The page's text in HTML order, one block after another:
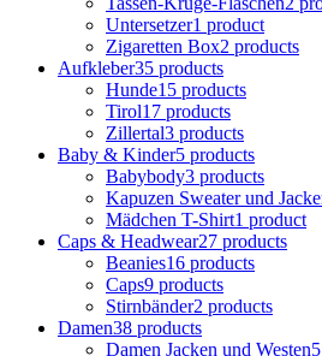
Untersetzer1 product
Zigaretten Box2 products
Aufkleber35 products
Hunde15 products
Tirol17 products
Zillertal3 products
Baby & Kinder5 products
Babybody3 products
Kapuzen Sweater und
Mädchen T-Shirt1 product
Caps & Headwear27 products
Beanies16 products
Caps9 products
Stirnbänder2 products
Damen38 products
Damen Jacken und Westen